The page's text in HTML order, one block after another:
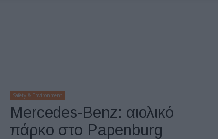
Safety & Environment
Mercedes-Benz: αιολικό
πάρκο στο Papenburg